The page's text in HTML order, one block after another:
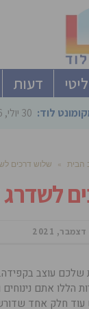
דעות
לוד: 30 יולי, 2026
הבית » שלוש דרכים
שלכם עוצב בקפידה.
הללו אתם
חלק אחד